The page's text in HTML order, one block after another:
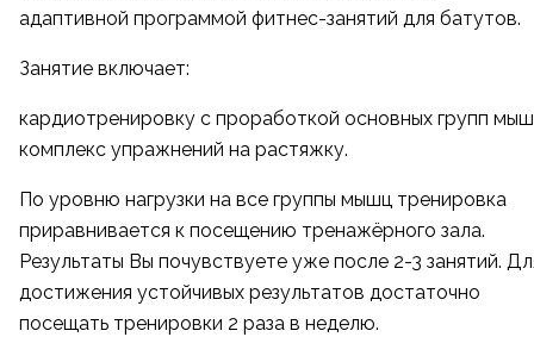
адаптивной программой фитнес-занятий для батутов.
Занятие включает:
кардиотренировку с проработкой основных групп
комплекс упражнений на растяжку.⠀
По уровню нагрузки на все группы мышц тренировка
приравнивается к посещению тренажёрного зала.
Результаты Вы почувствуете уже после 2-3 занятий.
достижения устойчивых результатов достаточно
посещать тренировки 2 раза в неделю.⠀